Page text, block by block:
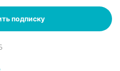
подписку